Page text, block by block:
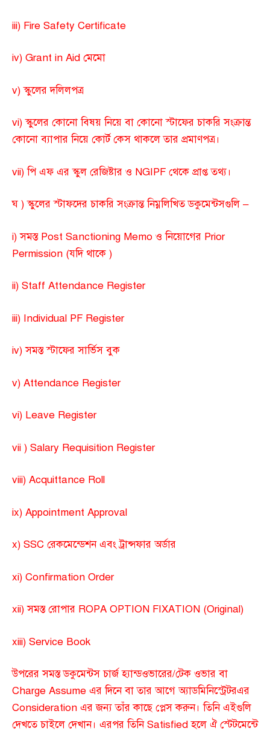
iii) Fire Safety Certificate
iv) Grant in Aid মেমো
v) স্কুলের দলিলপত্র
vi) স্কুলের কোনো বিষয় নিয়ে বা কোনো স্টাফের চাকরি সংক্রান্ত
কোনো ব্যাপার নিয়ে কোর্ট কেস থাকলে তার প্রমাণপত্র।
vii) পি এফ এর স্কুল রেজিষ্টার ও NGIPF থেকে প্রাপ্ত তথ্য।
ঘ ) স্কুলের স্টাফদের চাকরি সংক্রান্ত নিম্নলিখিত ডকুমেন্টসগুলি –
i) সমস্ত Post Sanctioning Memo ও নিয়োগের Prior
Permission (যদি থাকে )
ii) Staff Attendance Register
iii) Individual PF Register
iv) সমস্ত স্টাফের সার্ভিস বুক
v) Attendance Register
vi) Leave Register
vii ) Salary Requisition Register
viii) Acquittance Roll
ix) Appointment Approval
x) SSC রেকমেন্ডেশন এবং ট্রান্সফার অর্ডার
xi) Confirmation Order
xii) সমস্ত রোপার ROPA OPTION FIXATION (Original)
xiii) Service Book
উপরের সমস্ত ডকুমেন্টস চার্জ হ্যান্ডওভারের/টেক ওভার বা
Charge Assume এর দিনে বা তার আগে অ্যাডমিনিস্ট্রেটরএর
Consideration এর জন্য তাঁর কাছে প্লেস করুন। তিনি এইগুলি
দেখতে চাইলে দেখান। এরপর তিনি Satisfied হলে ঐ স্টেটমেন্টে